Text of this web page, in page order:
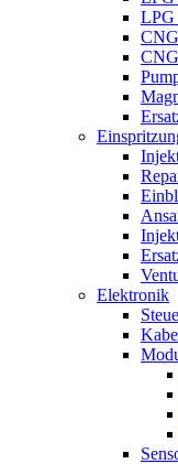
LPG
Elektronik